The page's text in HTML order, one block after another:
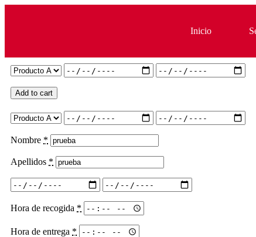
Inicio
Add to cart
Nombre *
Apellidos *
Hora de recogida *
Hora de entrega *